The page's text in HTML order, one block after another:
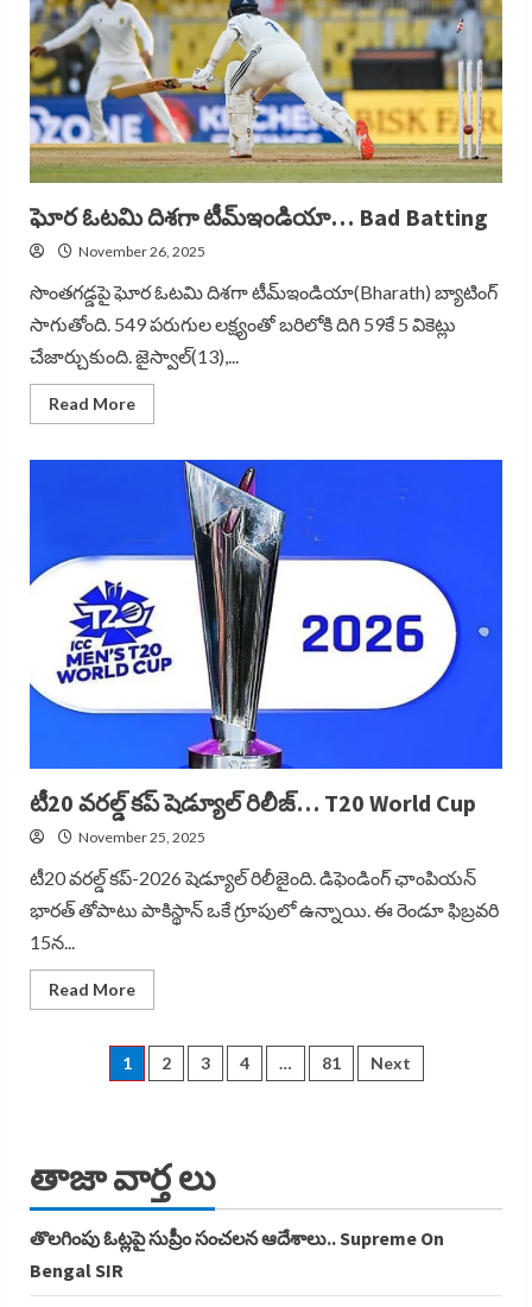
ఘోర ఓటమి దిశగా టీమ్ఇండియా… Bad Batting
November 26, 2025
సొంతగడ్డపై ఘోర ఓటమి దిశగా టీమ్ఇండియా(Bharath) బ్యాటింగ్
సాగుతోంది. 549 పరుగుల లక్ష్యంతో బరిలోకి దిగి 59కే 5 వికెట్లు
చేజార్చుకుంది. జైస్వాల్(13),...
Read MoreRead
more
టీమ్ఇండియా…
Batting
టీ20 వరల్డ్ కప్ షెడ్యూల్ రిలీజ్… T20 World Cup
November 25, 2025
టీ20 వరల్డ్ కప్-2026 షెడ్యూల్ రిలీజైంది. డిఫెండింగ్ ఛాంపియన్
భారత్ తోపాటు పాకిస్థాన్ ఒకే గ్రూపులో ఉన్నాయి. ఈ రెండూ ఫిబ్రవరి
15న...
Read MoreRead
more
వరల్డ్
షెడ్యూల్
Posts
1 2 3 4 … 81 Next
తాజా వార్త లు
తొలగింపు ఓట్లపై సుప్రీం సంచలన ఆదేశాలు.. Supreme On
Bengal SIR